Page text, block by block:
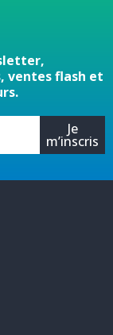
ventes flash et
Je
m’inscris